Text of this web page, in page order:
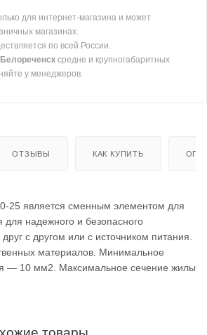
для интернет-магазина и может
магазинах.
по всей России.
средне и крупногабаритных
у менеджеров.
ОТЗЫВЫ КАК КУПИТЬ
25 является сменным элементом для
для надежного и безопасного
с другом или с источником питания.
материалов. Минимальное
— 10 мм2. Максимальное сечение жилы